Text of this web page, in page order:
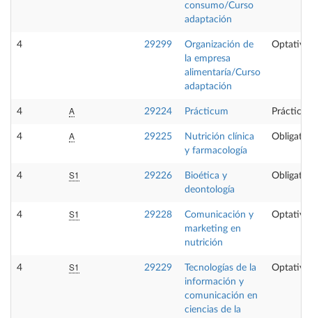
consumo/Curso
adaptación
4 29299
Organización de
la empresa
alimentaría/Curso
adaptación
Optativa
4 A 29224 Prácticum
4 A 29225
Nutrición clínica
y farmacología
4 S1 29226
Bioética y
deontología
4 S1 29228
Comunicación y
marketing en
nutrición
Optativa
4 S1 29229
Tecnologías de la
información y
comunicación en
ciencias de la
Optativa